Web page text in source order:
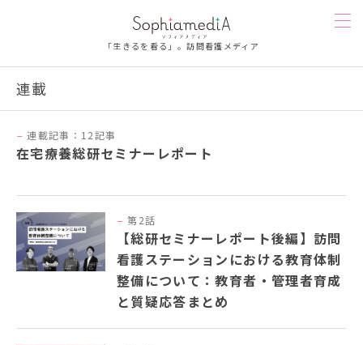
「生きるを看る」。訪問看護メディア
人を知る
漫画
お楽しみ
お悩み相談
連載
連載記事：12記事
在宅療養総研セミナーレポート
第2話
【総研セミナーレポート後編】訪問
看護ステーションにおける教育体制
整備について：教育者・管理者育成
と質疑応答まとめ